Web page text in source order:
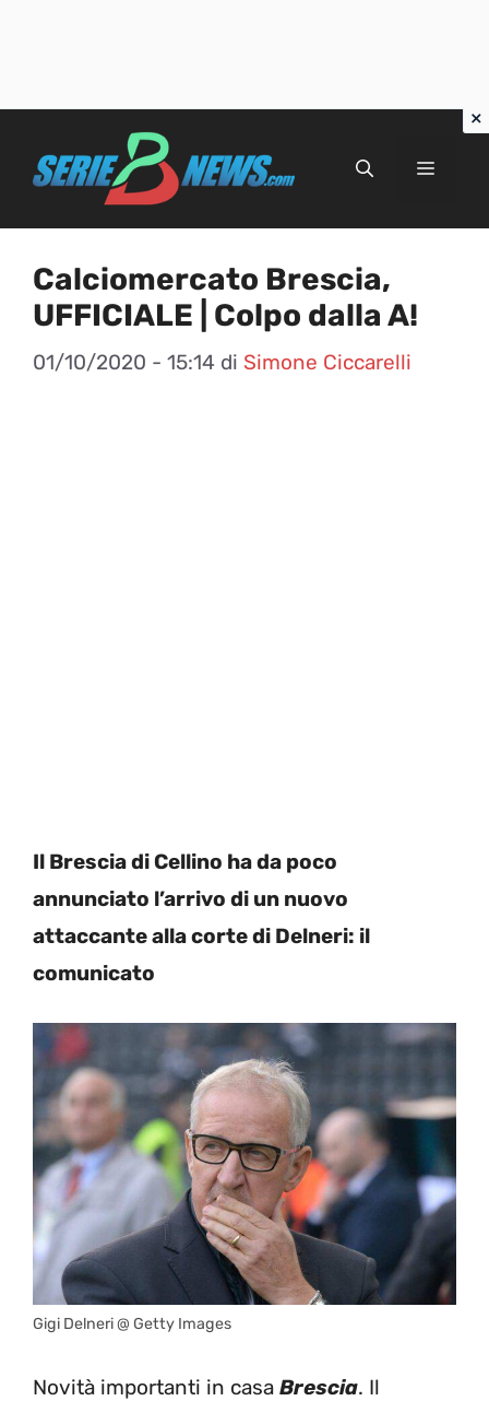
Menu
Calciomercato Brescia,
UFFICIALE | Colpo dalla A!
01/10/2020 - 15:14 di Simone Ciccarelli
Il Brescia di Cellino ha da poco
annunciato l’arrivo di un nuovo
attaccante alla corte di Delneri: il
comunicato
Gigi Delneri @ Getty Images
Novità importanti in casa Brescia. Il